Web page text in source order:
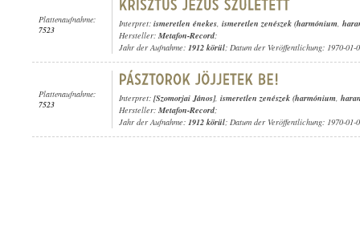
Plattenaufnahme:
7523
Interpret: ismeretlen énekes, ismeretlen zenészek (harmónium,
Hersteller: Metafon-Record;
Jahr der Aufnahme: 1912 körül; Datum der Veröffentlichung: 1970-01-
Plattenaufnahme:
7523
Interpret: [Szomorjai János], ismeretlen zenészek (harmónium,
Hersteller: Metafon-Record;
Jahr der Aufnahme: 1912 körül; Datum der Veröffentlichung: 1970-01-